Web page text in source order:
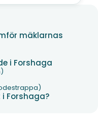
mäklarnas
i Forshaga
Forshaga?